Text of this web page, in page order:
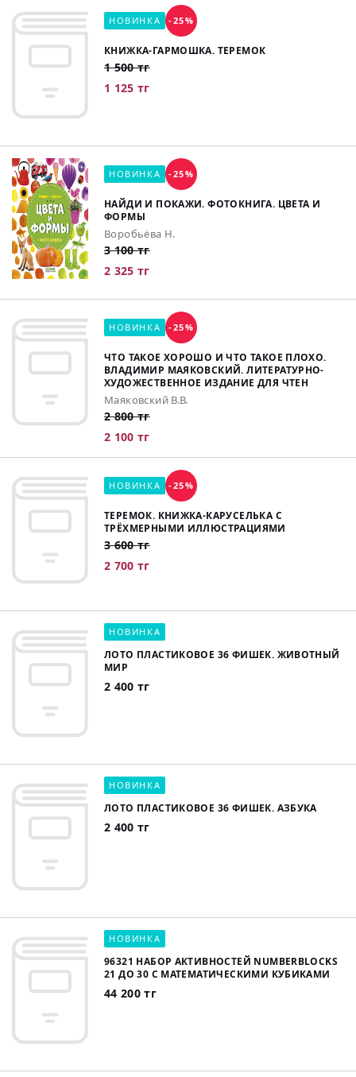
НОВИНКА -25%
КНИЖКА-ГАРМОШКА. ТЕРЕМОК
1 500 тг
1 125 тг
НОВИНКА -25%
НАЙДИ И ПОКАЖИ. ФОТОКНИГА. ЦВЕТА И
ФОРМЫ
Воробьёва Н.
3 100 тг
2 325 тг
НОВИНКА -25%
ЧТО ТАКОЕ ХОРОШО И ЧТО ТАКОЕ ПЛОХО.
ВЛАДИМИР МАЯКОВСКИЙ. ЛИТЕРАТУРНО-
ХУДОЖЕСТВЕННОЕ ИЗДАНИЕ ДЛЯ ЧТЕН
Маяковский В.В.
2 800 тг
2 100 тг
НОВИНКА -25%
ТЕРЕМОК. КНИЖКА-КАРУСЕЛЬКА С
ТРЁХМЕРНЫМИ ИЛЛЮСТРАЦИЯМИ
3 600 тг
2 700 тг
НОВИНКА
ЛОТО ПЛАСТИКОВОЕ 36 ФИШЕК. ЖИВОТНЫЙ
МИР
2 400 тг
НОВИНКА
ЛОТО ПЛАСТИКОВОЕ 36 ФИШЕК. АЗБУКА
2 400 тг
НОВИНКА
96321 НАБОР АКТИВНОСТЕЙ NUMBERBLOCKS
21 ДО 30 С МАТЕМАТИЧЕСКИМИ КУБИКАМИ
44 200 тг